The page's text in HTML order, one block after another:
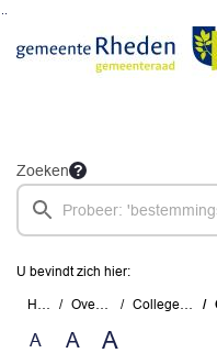
Ga naar de inhoud van deze pagina
Zoeken
U bevindt zich hier:
Home Overzichten College van B&W
A A A